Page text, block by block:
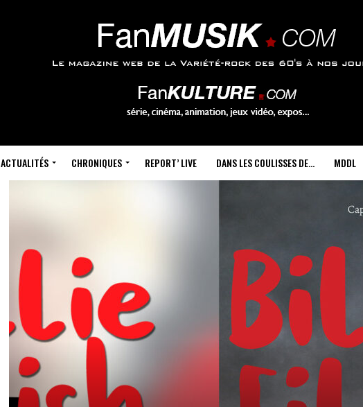
ACTUALITÉS CHRONIQUES REPORT’ LIVE DANS LES COULISSES DE… MDDL